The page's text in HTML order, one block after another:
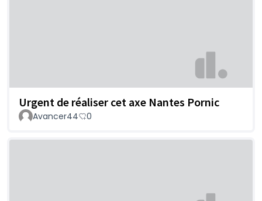
Urgent de réaliser cet axe Nantes Pornic
Avancer44 0